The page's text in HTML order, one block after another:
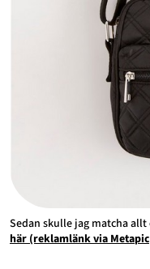
Sedan skulle jag matcha
här (reklamlänk via